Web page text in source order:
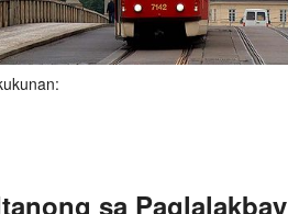
sa Paglalakbay